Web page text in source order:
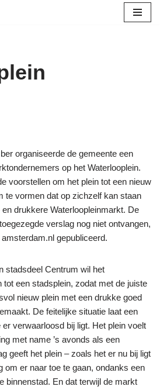
organiseerde de gemeente een
op het Waterlooplein.
voorstellen om het plein tot een nieuw
te vormen dat op zichzelf kan staan
drukkere Waterloopleinmarkt. De
verslag nog niet ontvangen,
gepubliceerd.
stadsdeel Centrum wil het
tot een stadsplein, zodat met de juiste
nieuw plein met een drukke goed
De feitelijke situatie laat een
verwaarloosd bij ligt. Het plein voelt
met name ’s avonds als een
geeft het plein – zoals het er nu bij ligt
om er naar toe te gaan, ondanks een
binnenstad. En dat terwijl de markt